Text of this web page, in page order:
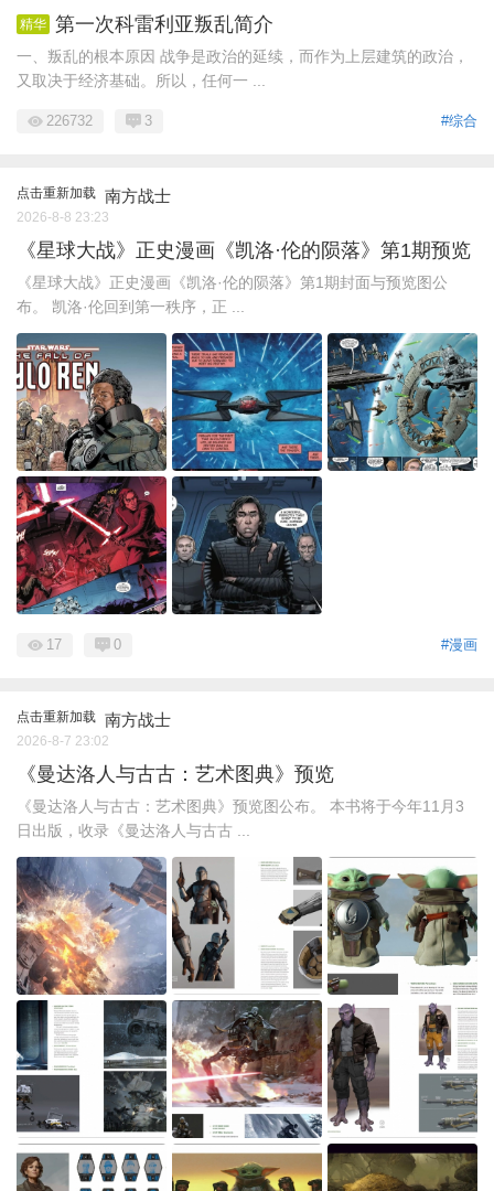
精华 第一次科雷利亚叛乱简介
一、叛乱的根本原因 战争是政治的延续，而作为上层建筑的政治，
又取决于经济基础。所以，任何一 ...
#综合
226732 3
点击重新加载 南方战士
2026-8-8 23:23
《星球大战》正史漫画《凯洛·伦的陨落》第1期预览
《星球大战》正史漫画《凯洛·伦的陨落》第1期封面与预览图公
布。 凯洛·伦回到第一秩序，正 ...
#漫画
17 0
点击重新加载 南方战士
2026-8-7 23:02
《曼达洛人与古古：艺术图典》预览
《曼达洛人与古古：艺术图典》预览图公布。 本书将于今年11月3
日出版，收录《曼达洛人与古古 ...